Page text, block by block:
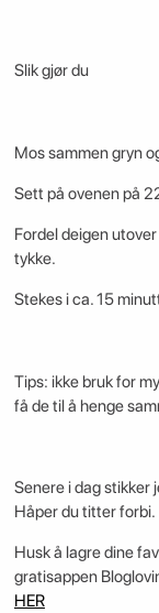
Slik gjør du
Mos sammen gryn
Sett på ovenen på
Fordel deigen
tykke.
Stekes i ca. 15
Tips: ikke bruk for
få de til å henge
Senere i dag stikker
Håper du titter forbi.
Husk å lagre dine
gratisappen
HER